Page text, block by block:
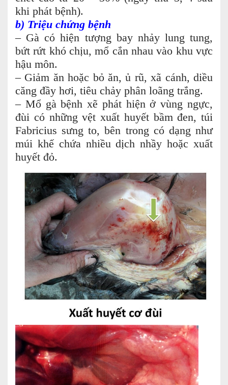
khi phát bệnh).
b) Triệu chứng bệnh
– Gà có hiện tượng bay nhảy lung tung,
bứt rứt khó chịu, mổ cắn nhau vào khu vực
hậu môn.
– Giảm ăn hoặc bỏ ăn, ủ rũ, xã cánh, diều
căng đầy hơi, tiêu chảy phân loãng trắng.
– Mổ gà bệnh xẽ phát hiện ở vùng ngực,
đùi có những vệt xuất huyết bầm đen, túi
Fabricius sưng to, bên trong có dạng như
múi khế chứa nhiều dịch nhầy hoặc xuất
huyết đỏ.